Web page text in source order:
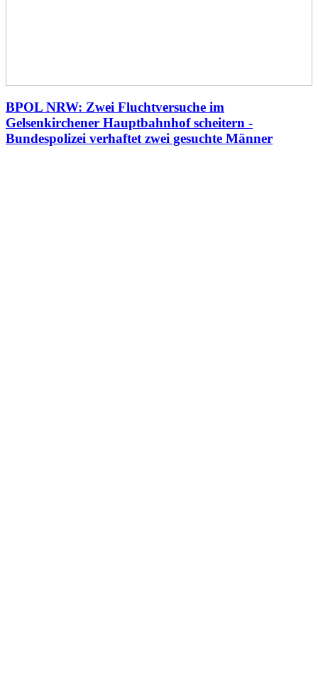
BPOL NRW: Zwei Fluchtversuche im
Gelsenkirchener Hauptbahnhof scheitern -
Bundespolizei verhaftet zwei gesuchte Männer